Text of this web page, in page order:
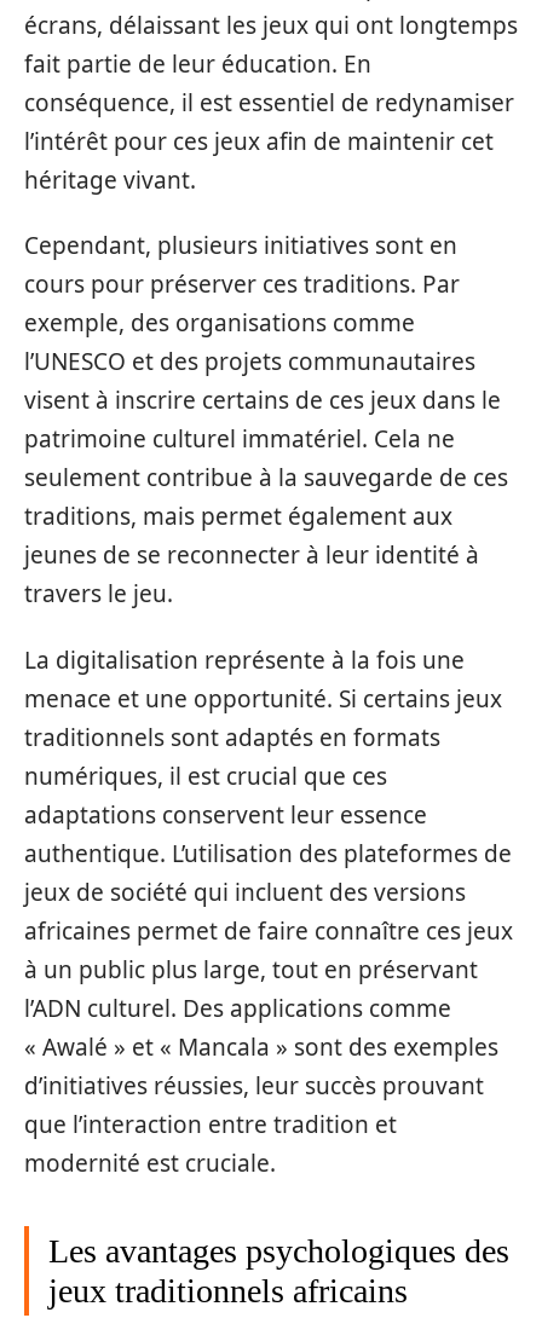
écrans, délaissant les jeux qui ont longtemps
fait partie de leur éducation. En
conséquence, il est essentiel de redynamiser
l’intérêt pour ces jeux afin de maintenir cet
héritage vivant.
Cependant, plusieurs initiatives sont en
cours pour préserver ces traditions. Par
exemple, des organisations comme
l’UNESCO et des projets communautaires
visent à inscrire certains de ces jeux dans le
patrimoine culturel immatériel. Cela ne
seulement contribue à la sauvegarde de ces
traditions, mais permet également aux
jeunes de se reconnecter à leur identité à
travers le jeu.
La digitalisation représente à la fois une
menace et une opportunité. Si certains jeux
traditionnels sont adaptés en formats
numériques, il est crucial que ces
adaptations conservent leur essence
authentique. L’utilisation des plateformes de
jeux de société qui incluent des versions
africaines permet de faire connaître ces jeux
à un public plus large, tout en préservant
l’ADN culturel. Des applications comme
« Awalé » et « Mancala » sont des exemples
d’initiatives réussies, leur succès prouvant
que l’interaction entre tradition et
modernité est cruciale.
Les avantages psychologiques des
jeux traditionnels africains